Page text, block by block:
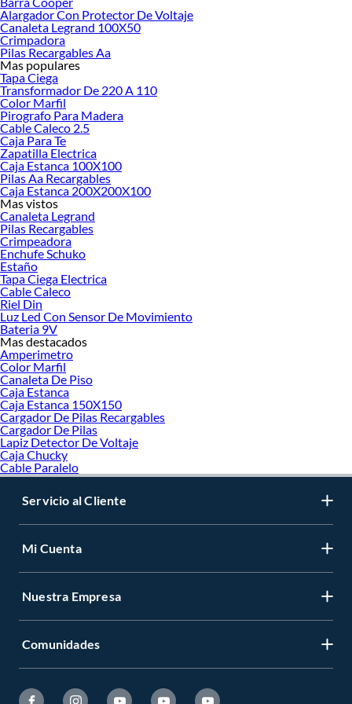
renovación de espacios. ¡Visítanos y descubre todo lo que tenemos para
ofrecerte!
Encuentra una amplia variedad de productos de Electricidad en Sodimac.
Encuentra todo lo necesario para tus proyectos de renovación y decoración.
¡Visítanos y haz tus ideas realidad!
Alargador Con Protector De Voltaje
Canaleta Legrand 100X50
Crimpadora
Pilas Recargables Aa
Mas populares
Tapa Ciega
Transformador De 220 A 110
Color Marfil
Pirografo Para Madera
Cable Caleco 2.5
Caja Para Te
Zapatilla Electrica
Caja Estanca 100X100
Pilas Aa Recargables
Caja Estanca 200X200X100
Mas vistos
Canaleta Legrand
Pilas Recargables
Crimpeadora
Enchufe Schuko
Estaño
Tapa Ciega Electrica
Cable Caleco
Riel Din
Luz Led Con Sensor De Movimiento
Bateria 9V
Mas destacados
Amperimetro
Color Marfil
Canaleta De Piso
Caja Estanca
Caja Estanca 150X150
Cargador De Pilas Recargables
Cargador De Pilas
Lapiz Detector De Voltaje
Caja Chucky
Cable Paralelo
Servicio al Cliente
Mi Cuenta
Nuestra Empresa
Comunidades